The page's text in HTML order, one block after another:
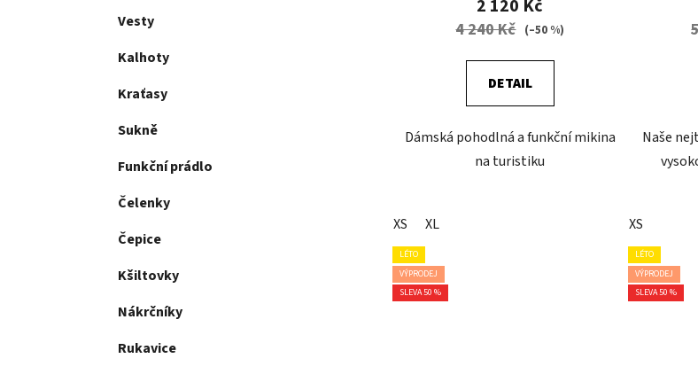
Vesty
Kalhoty
Kraťasy
Sukně
Funkční prádlo
Čelenky
Čepice
Kšiltovky
Nákrčníky
Rukavice
2 120 Kč
4 240 Kč (–50 %)
DETAIL
Dámská pohodlná a funkční mikina
na turistiku
XS XL
Naše
XS
LÉTO
VÝPRODEJ
SLEVA 50 %
LÉTO
VÝPRODEJ
SLEVA 50 %